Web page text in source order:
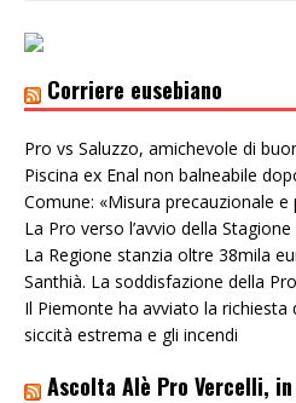
Corriere eusebiano
Pro vs Saluzzo, amichevole di
Piscina ex Enal non balneabile
Comune: «Misura precauzionale e
La Pro verso l’avvio della Stagione
La Regione stanzia oltre 38mila
Santhià. La soddisfazione della
Il Piemonte ha avviato la richiesta
siccità estrema e gli incendi
Ascolta Alè Pro Vercelli, in